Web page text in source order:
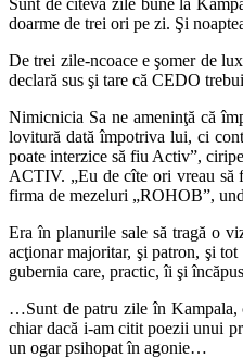
doarme de trei ori pe zi. Şi
De trei zile-ncoace e şomer de
declară sus şi tare că CEDO
Nimicnicia Sa ne ameninţă că
lovitură dată împotriva lui, ci
poate interzice să fiu Activ”,
ACTIV. „Eu de cîte ori vreau să
firma de mezeluri „ROHOB”,
Era în planurile sale să tragă o
acţionar majoritar, şi patron, şi
gubernia care, practic, îi şi
…Sunt de patru zile în Kampala,
chiar dacă i-am citit poezii unui
un ogar psihopat în agonie…